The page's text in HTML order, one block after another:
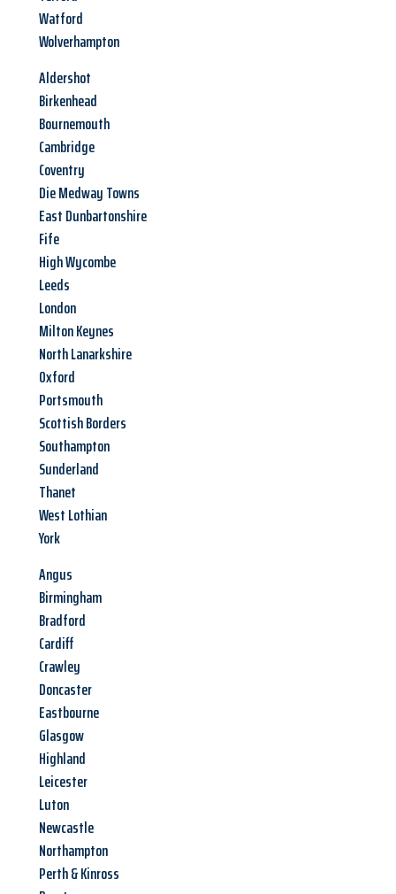
Watford
Wolverhampton
Aldershot
Birkenhead
Bournemouth
Cambridge
Coventry
Die Medway Towns
East Dunbartonshire
Fife
High Wycombe
Leeds
London
Milton Keynes
North Lanarkshire
Oxford
Portsmouth
Scottish Borders
Southampton
Sunderland
Thanet
West Lothian
York
Angus
Birmingham
Bradford
Cardiff
Crawley
Doncaster
Eastbourne
Glasgow
Highland
Leicester
Luton
Newcastle
Northampton
Perth & Kinross